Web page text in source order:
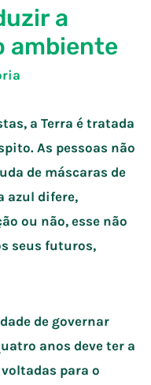
a
ambiente
a Terra é tratada
As pessoas não
de máscaras de
azul difere,
ou não, esse não
seus futuros,
de governar
anos deve ter a
para o